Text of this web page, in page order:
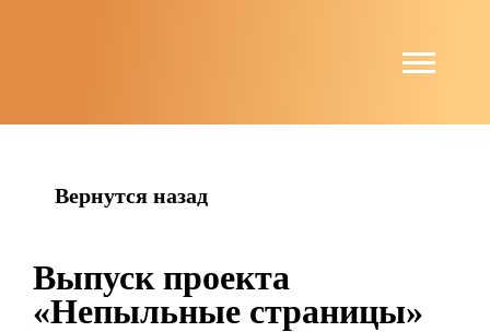
Вернутся назад
Выпуск проекта
«Непыльные страницы»